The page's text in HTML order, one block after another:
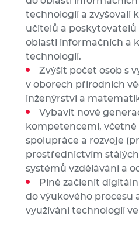
technologií a zvyšovali
učitelů a
oblasti informačních a
technologií.
Zvýšit počet osob s
v oborech přírodních
inženýrství a
Vybavit nové
kompetencemi, včetně
spolupráce a rozvoje
prostřednictvím
systémů vzdělávání a
Plně začlenit
do výukového procesu
využívání technologií